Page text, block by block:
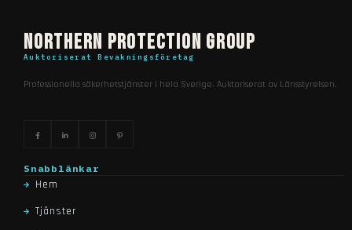
Northern Protection Group
Auktoriserat Bevakningsföretag
Professionella säkerhetstjänster i hela Sverige. Auktoriserat av Länsstyrelsen.
Snabblänkar
Hem
Tjänster